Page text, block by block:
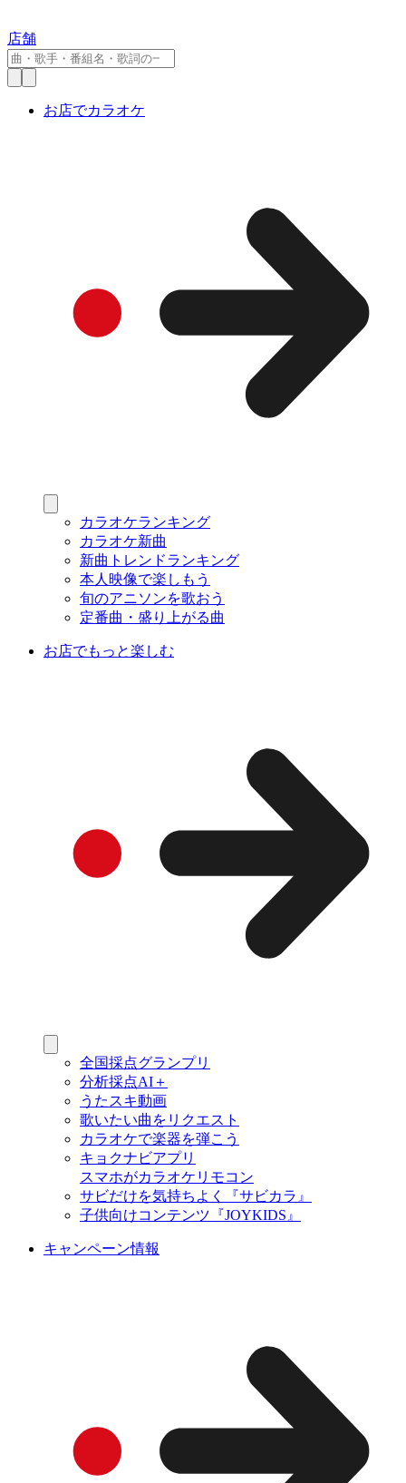
店舗
お店でカラオケ
カラオケランキング
カラオケ新曲
新曲トレンドランキング
本人映像で楽しもう
旬のアニソンを歌おう
定番曲・盛り上がる曲
お店でもっと楽しむ
全国採点グランプリ
分析採点AI＋
うたスキ動画
歌いたい曲をリクエスト
カラオケで楽器を弾こう
キョクナビアプリ
スマホがカラオケリモコン
サビだけを気持ちよく『サビカラ』
子供向けコンテンツ『JOYKIDS』
キャンペーン情報